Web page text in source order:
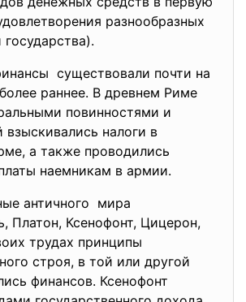
разнообразных
существовали почти на
раннее. В древнем Риме
повинностями и
взыскивались налоги в
а также проводились
наемникам в армии.
античного мира
Платон, Ксенофонт, Цицерон,
трудах принципы
строя, в той или другой
финансов. Ксенофонт